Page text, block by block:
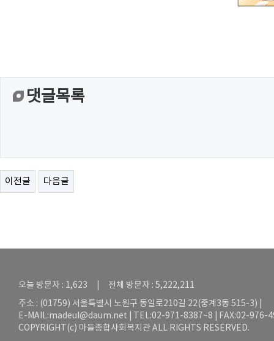
댓글목록
이전글 다음글
오늘 방문자 : 1,623 | 전체 방문자 : 5,222,211
주소 : (01759) 서울특별시 노원구 동일로210길 22(중계3동 515-3) |
E-MAIL:madeul@daum.net | TEL:02-971-8387~8 | FAX:02-976-
COPYRIGHT(c) 마들종합사회복지관 ALL RIGHTS RESERVED.